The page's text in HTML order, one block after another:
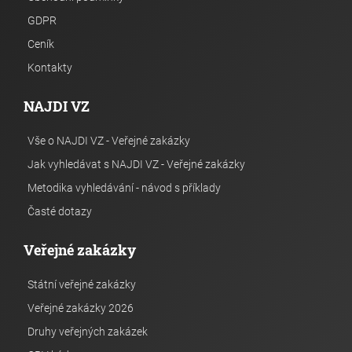
GDPR
Ceník
Kontakty
NAJDI VZ
Vše o NAJDI VZ - Veřejné zakázky
Jak vyhledávat s NAJDI VZ - Veřejné zakázky
Metodika vyhledávání - návod s příklady
Časté dotazy
Veřejné zakázky
Státní veřejné zakázky
Veřejné zakázky 2026
Druhy veřejných zakázek